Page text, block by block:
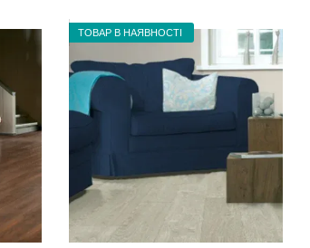
ТОВАР В НАЯВНОСТІ